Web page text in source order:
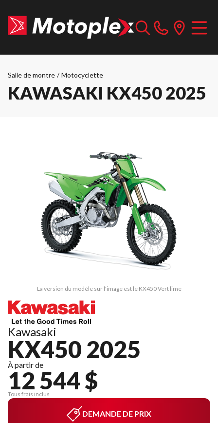
Salle de montre / Motocyclette
KAWASAKI KX450 2025
La version du modèle sur l'image est le KX450 Vert lime
Kawasaki
KX450 2025
À partir de
12 544 $
Tous frais inclus
DEMANDE DE PRIX